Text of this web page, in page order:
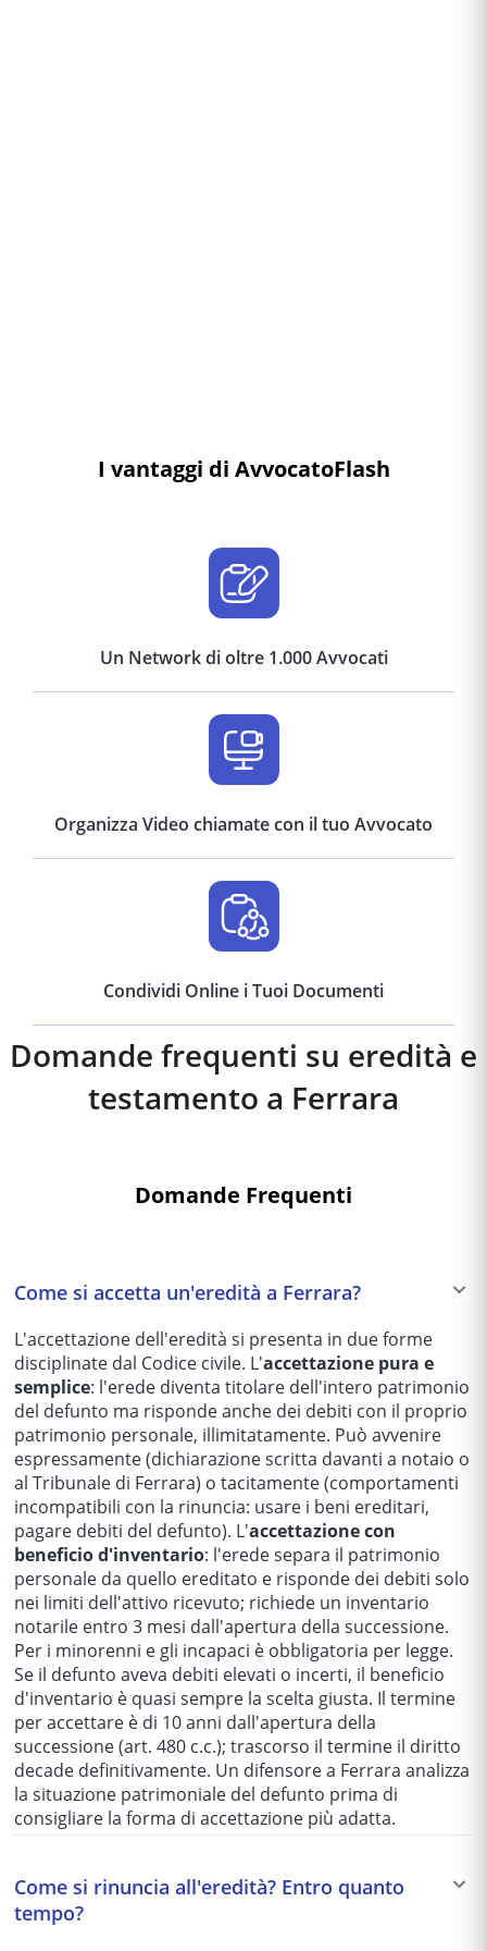
I vantaggi di AvvocatoFlash
Un Network di oltre 1.000 Avvocati
Organizza Video chiamate con il tuo Avvocato
Condividi Online i Tuoi Documenti
Domande frequenti su eredità e
testamento a Ferrara
Domande Frequenti
Come si accetta un'eredità a Ferrara?
L'accettazione dell'eredità si presenta in due forme
disciplinate dal Codice civile. L'accettazione pura e
semplice: l'erede diventa titolare dell'intero patrimonio
del defunto ma risponde anche dei debiti con il proprio
patrimonio personale, illimitatamente. Può avvenire
espressamente (dichiarazione scritta davanti a notaio o
al Tribunale di Ferrara) o tacitamente (comportamenti
incompatibili con la rinuncia: usare i beni ereditari,
pagare debiti del defunto). L'accettazione con
beneficio d'inventario: l'erede separa il patrimonio
personale da quello ereditato e risponde dei debiti solo
nei limiti dell'attivo ricevuto; richiede un inventario
notarile entro 3 mesi dall'apertura della successione.
Per i minorenni e gli incapaci è obbligatoria per legge.
Se il defunto aveva debiti elevati o incerti, il beneficio
d'inventario è quasi sempre la scelta giusta. Il termine
per accettare è di 10 anni dall'apertura della
successione (art. 480 c.c.); trascorso il termine il diritto
decade definitivamente. Un difensore a Ferrara analizza
la situazione patrimoniale del defunto prima di
consigliare la forma di accettazione più adatta.
Come si rinuncia all'eredità? Entro quanto
tempo?